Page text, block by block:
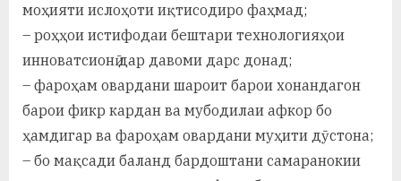
моҳияти ислоҳоти иқтисодиро фаҳмад;
– роҳҳои истифодаи бештари технологияҳои
инноватсионӣ дар давоми дарс донад;
– фароҳам овардани шароит барои хонандагон
барои фикр кардан ва мубодилаи афкор бо
ҳамдигар ва фароҳам овардани муҳити дӯстона;
– бо мақсади баланд бардоштани самаранокии